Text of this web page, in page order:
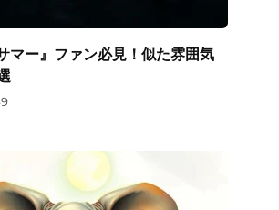
マー』ファン必見！似た雰囲気